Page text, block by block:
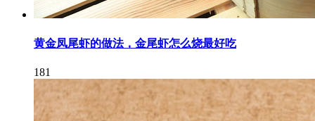
黄金凤尾虾的做法，金尾虾怎么烧最好吃
181